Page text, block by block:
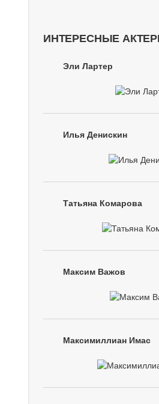
ИНТЕРЕСНЫЕ
Эли Лартер
Илья Денискин
Татьяна Комарова
Максим Важов
Максимиллиан Имас